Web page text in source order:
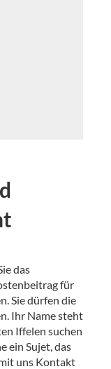
das
für
Sie dürfen die
Ihr Name steht
Iffelen suchen
ein Sujet, das
uns Kontakt